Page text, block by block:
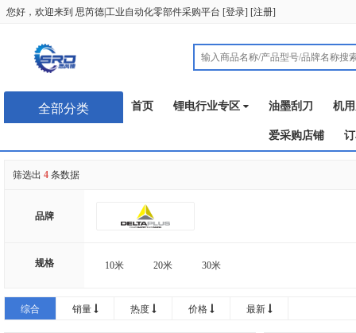
您好，欢迎来到 思芮德|工业自动化零部件采购平台 [登录] [注册]
全部分类 首页 锂电行业专区 油墨刮刀 机
爱采购店铺
筛选出 4 条数据
品牌
规格 10米 20米 30米
综合 销量 热度 价格 最新